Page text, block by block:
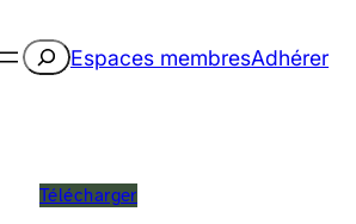
Rechercher
Espaces membresAdhérer
Télécharger